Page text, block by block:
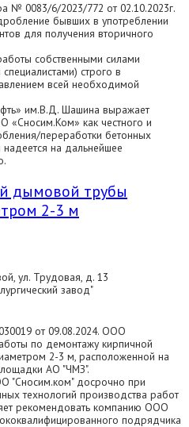
№ 0083/6/2023/772 от 02.10.2023г.
бывших в употреблении
для получения вторичного
собственными силами
строго в
всей необходимой
им.В.Д. Шашина выражает
«Сносим.Ком» как честного и
переработки бетонных
на дальнейшее
дымовой трубы
2-3 м
ул. Трудовая, д. 13
завод"
от 09.08.2024. ООО
по демонтажу кирпичной
2-3 м, расположенной на
АО "ЧМЗ".
"Сносим.ком" досрочно при
технологий производства работ
рекомендовать компанию ООО
подрядчика